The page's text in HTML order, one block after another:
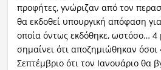
προφήτες, γνώριζαν από τον
θα εκδοθεί υπουργική απόφαση
οποία όντως εκδόθηκε, ωστόσο… 4
σημαίνει ότι αποζημιώθηκαν όσοι
Σεπτέμβριο ότι τον Ιανουάριο θα